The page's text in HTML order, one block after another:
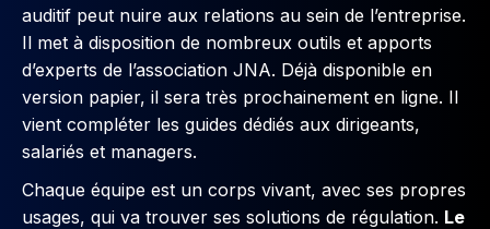
auditif peut nuire aux relations au sein de l’entreprise.
Il met à disposition de nombreux outils et apports
d’experts de l’association JNA. Déjà disponible en
version papier, il sera très prochainement en ligne. Il
vient compléter les guides dédiés aux dirigeants,
salariés et managers.
Chaque équipe est un corps vivant, avec ses propres
usages, qui va trouver ses solutions de régulation. Le